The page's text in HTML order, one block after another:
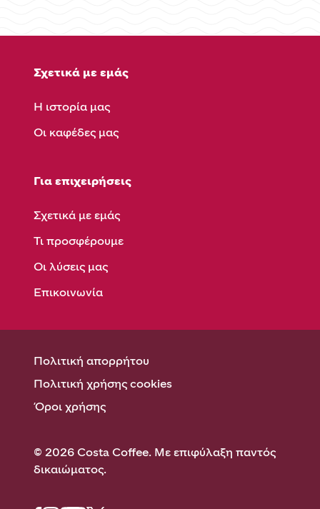
Σχετικά με εμάς
Η ιστορία μας
Οι καφέδες μας
Για επιχειρήσεις
Σχετικά με εμάς
Τι προσφέρουμε
Οι λύσεις μας
Επικοινωνία
Πολιτική απορρήτου
Πολιτική χρήσης cookies
Όροι χρήσης
© 2026 Costa Coffee. Με επιφύλαξη παντός
δικαιώματος.